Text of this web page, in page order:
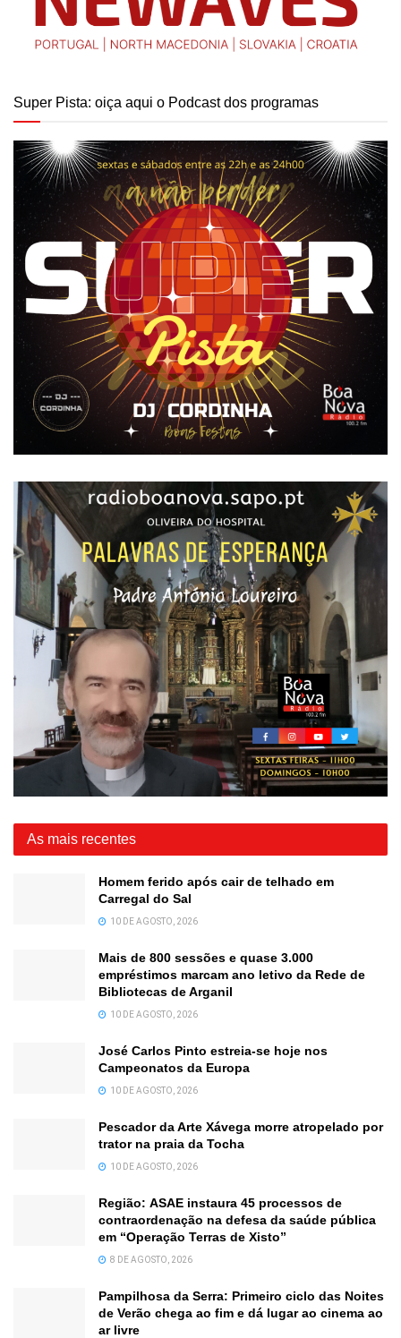
Super Pista: oiça aqui o Podcast dos programas
As mais recentes
Homem ferido após cair de telhado em
Carregal do Sal
10 DE AGOSTO, 2026
Mais de 800 sessões e quase 3.000
empréstimos marcam ano letivo da Rede de
Bibliotecas de Arganil
10 DE AGOSTO, 2026
José Carlos Pinto estreia-se hoje nos
Campeonatos da Europa
10 DE AGOSTO, 2026
Pescador da Arte Xávega morre atropelado por
trator na praia da Tocha
10 DE AGOSTO, 2026
Região: ASAE instaura 45 processos de
contraordenação na defesa da saúde pública
em “Operação Terras de Xisto”
8 DE AGOSTO, 2026
Pampilhosa da Serra: Primeiro ciclo das Noites
de Verão chega ao fim e dá lugar ao cinema ao
ar livre